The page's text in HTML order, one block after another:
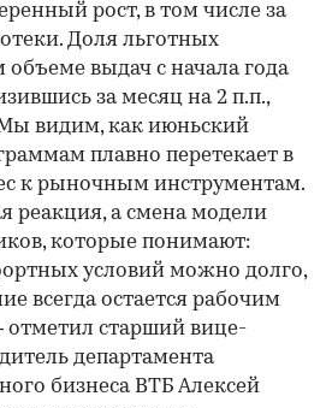
рост, в том числе за
Доля льготных
выдач с начала года
за месяц на 2 п.п.,
видим, как июньский
плавно перетекает в
к рыночным инструментам.
реакция, а смена модели
которые понимают:
условий можно долго,
всегда остается рабочим
старший вице-
департамента
бизнеса ВТБ Алексей